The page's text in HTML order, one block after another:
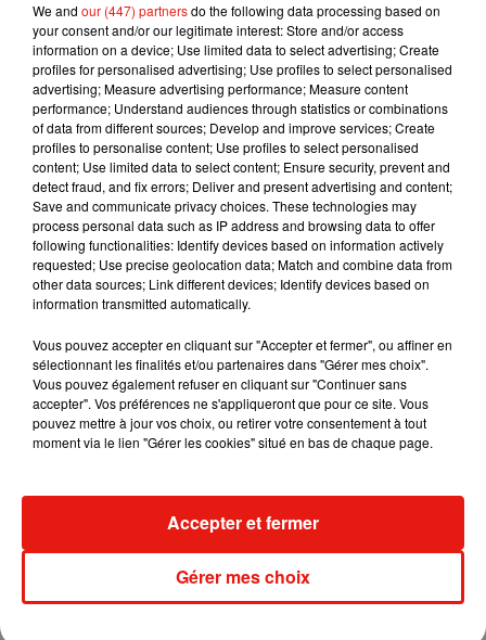
31 juillet 2026
Escapade à Guadalajara
31 juillet 2026
Laura Pausini : retour confirmé à l'Accor
Arena de Paris
31 juillet 2026
Bad Bunny à Porto Rico pour un concert
Becky G frappe fort avec « Patrona » et
We and our (447) partnersdo the following data processing based on
your consent and/or our legitimate interest: Store and/or access
information on a device; Use limited data to select advertising; Create
profiles for personalised advertising; Use profiles to select personalised
advertising; Measure advertising performance; Measure content
performance; Understand audiences through statistics or combinations
of data from different sources; Develop and improve services; Create
profiles to personalise content; Use profiles to select personalised
content; Use limited data to select content; Ensure security, prevent and
detect fraud, and fix errors; Deliver and present advertising and content;
Save and communicate privacy choices. These technologies may
process personal data such as IP address and browsing data to offer
following functionalities: Identify devices based on information actively
requested; Use precise geolocation data; Match and combine data from
other data sources; Link different devices; Identify devices based on
information transmitted automatically.
Vous pouvez accepter en cliquant sur "Accepter et fermer", ou affiner en
sélectionnant les finalités et/ou partenaires dans "Gérer mes choix".
Vous pouvez également refuser en cliquant sur "Continuer sans
accepter". Vos préférences ne s'appliqueront que pour ce site. Vous
pouvez mettre à jour vos choix, ou retirer votre consentement à tout
moment via le lien "Gérer les cookies" situé en bas de chaque page.
Gérer mes choix
Accepter et fermer